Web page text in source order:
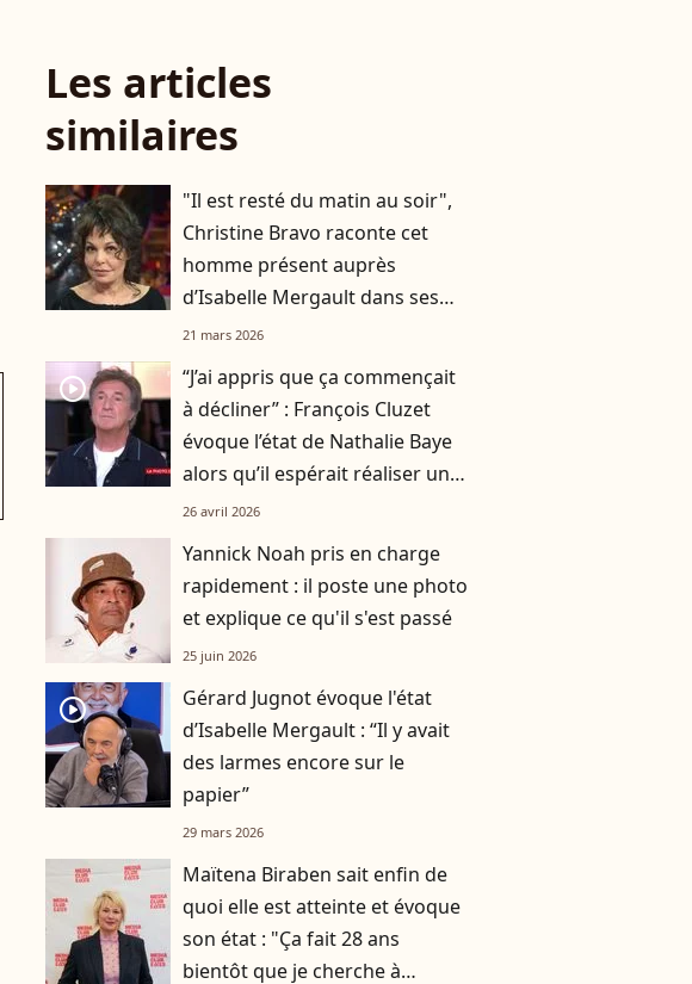
Les articles
similaires
"Il est resté du matin au soir",
Christine Bravo raconte cet
homme présent auprès
d’Isabelle Mergault dans ses
derniers instants
21 mars 2026
player2
“J’ai appris que ça commençait
à décliner” : François Cluzet
évoque l’état de Nathalie Baye
alors qu’il espérait réaliser un
dernier projet avec elle
26 avril 2026
Yannick Noah pris en charge
rapidement : il poste une photo
et explique ce qu'il s'est passé
25 juin 2026
player2
Gérard Jugnot évoque l'état
d’Isabelle Mergault : “Il y avait
des larmes encore sur le
papier”
29 mars 2026
Maïtena Biraben sait enfin de
quoi elle est atteinte et évoque
son état : "Ça fait 28 ans
bientôt que je cherche à